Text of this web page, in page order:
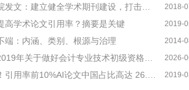
2018-
高学术论文引用率？摘要是关键 2019-
端：内涵、类别、根源与治理 2014-
2026-
2019-